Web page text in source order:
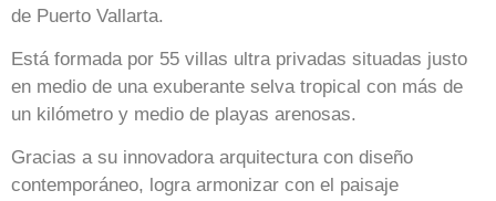
de Puerto Vallarta.
Está formada por 55 villas ultra privadas situadas justo
en medio de una exuberante selva tropical con más de
un kilómetro y medio de playas arenosas.
Gracias a su innovadora arquitectura con diseño
contemporáneo, logra armonizar con el paisaje